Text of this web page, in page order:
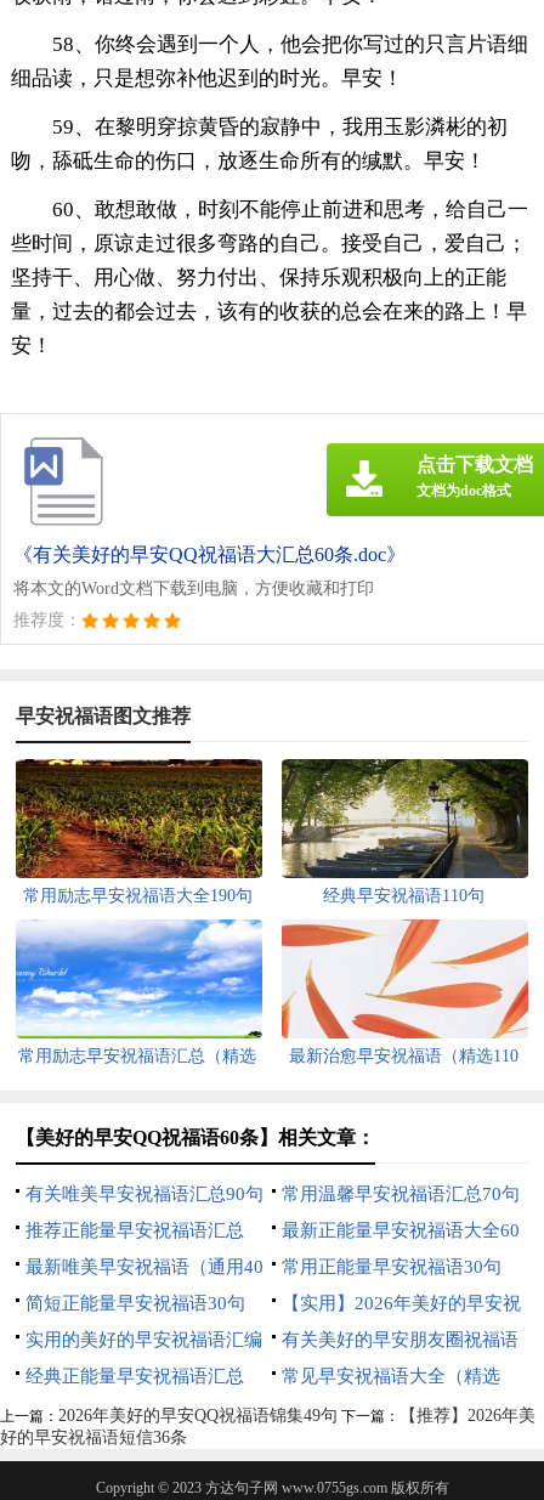
58、你终会遇到一个人，他会把你写过的只言片语细
细品读，只是想弥补他迟到的时光。早安！
59、在黎明穿掠黄昏的寂静中，我用玉影潾彬的初
吻，舔砥生命的伤口，放逐生命所有的缄默。早安！
60、敢想敢做，时刻不能停止前进和思考，给自己一
些时间，原谅走过很多弯路的自己。接受自己，爱自己；
坚持干、用心做、努力付出、保持乐观积极向上的正能
量，过去的都会过去，该有的收获的总会在来的路上！早
安！
《有关美好的早安QQ祝福语大汇总60条.doc》
将本文的Word文档下载到电脑，方便收藏和打印
推荐度：
点击下载文档
文档为doc格式
早安祝福语图文推荐
常用励志早安祝福语大全190句
精选
经典早安祝福语110句
常用励志早安祝福语汇总（精选
最新治愈早安祝福语（精选110
【美好的早安QQ祝福语60条】相关文章：
有关唯美早安祝福语汇总90句
精选
常用温馨早安祝福语汇总70句
精选
推荐正能量早安祝福语汇总
（精选55句）
最新正能量早安祝福语大全60
句
最新唯美早安祝福语（通用40
句）
常用正能量早安祝福语30句
简短正能量早安祝福语30句
【实用】2026年美好的早安祝
福语语录35条
实用的美好的早安祝福语汇编
42条
有关美好的早安朋友圈祝福语
汇编50句
经典正能量早安祝福语汇总
（精选185句）
常见早安祝福语大全（精选
170句）
上一篇： 2026年美好的早安QQ祝福语锦集49句 下一篇：
【推荐】2026年美
好的早安祝福语短信36条
Copyright © 2023 方达句子网 www.0755gs.com 版权所有